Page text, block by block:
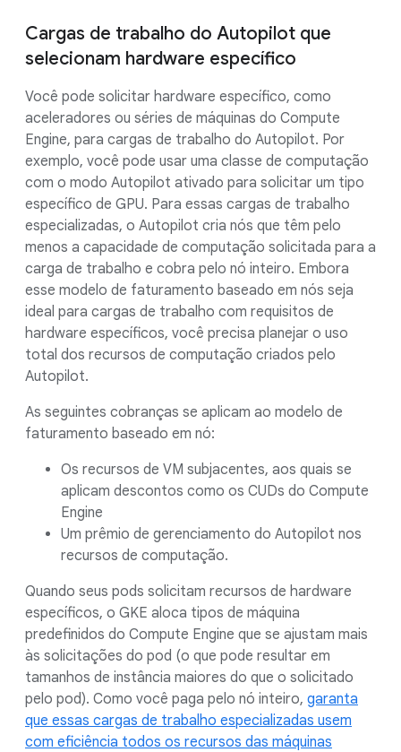
Cargas de trabalho do Autopilot que
selecionam hardware específico
Você pode solicitar hardware específico, como
aceleradores ou séries de máquinas do Compute
Engine, para cargas de trabalho do Autopilot. Por
exemplo, você pode usar uma classe de computação
com o modo Autopilot ativado para solicitar um tipo
específico de GPU. Para essas cargas de trabalho
especializadas, o Autopilot cria nós que têm pelo
menos a capacidade de computação solicitada para a
carga de trabalho e cobra pelo nó inteiro. Embora
esse modelo de faturamento baseado em nós seja
ideal para cargas de trabalho com requisitos de
hardware específicos, você precisa planejar o uso
total dos recursos de computação criados pelo
Autopilot.
As seguintes cobranças se aplicam ao modelo de
faturamento baseado em nó:
Os recursos de VM subjacentes, aos quais se
aplicam descontos como os CUDs do Compute
Engine
Um prêmio de gerenciamento do Autopilot nos
recursos de computação.
Quando seus pods solicitam recursos de hardware
específicos, o GKE aloca tipos de máquina
predefinidos do Compute Engine que se ajustam mais
às solicitações do pod (o que pode resultar em
tamanhos de instância maiores do que o solicitado
pelo pod). Como você paga pelo nó inteiro, garanta
que essas cargas de trabalho especializadas usem
com eficiência todos os recursos das máquinas